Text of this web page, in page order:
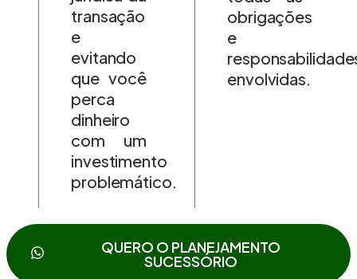
transação
e
evitando
que você
perca
dinheiro
com um
investimento
problemático.
obrigações
e
envolvidas.
QUERO O PLANEJAMENTO
SUCESSÓRIO